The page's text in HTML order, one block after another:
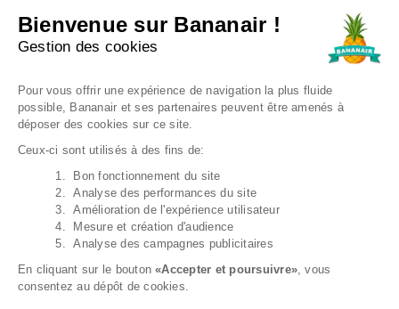
Dossier 120x40 Cm 34,39€ Prix régulier
Bienvenue sur Bananair !
Gestion des cookies
Plateforme de Gestion du
Pour vous offrir une expérience de navigation la plus fluide
possible, Bananair et ses partenaires peuvent être amenés à
déposer des cookies sur ce site.
Ceux-ci sont utilisés à des fins de:
1. Bon fonctionnement du site
2. Analyse des performances du site
3. Amélioration de l'expérience utilisateur
4. Mesure et création d'audience
5. Analyse des campagnes publicitaires
En cliquant sur le bouton«Accepter et poursuivre», vous
consentez au dépôt de cookies.
Axeptio consent